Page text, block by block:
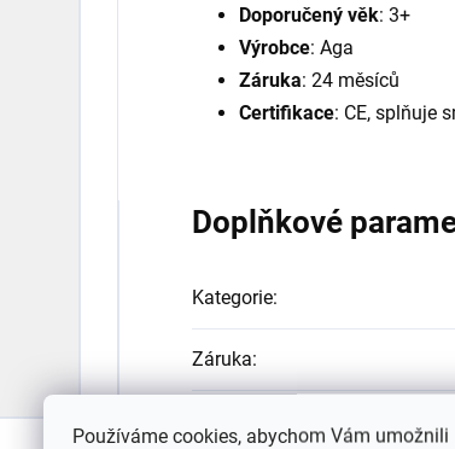
Používáme cookies, abychom Vám
Doporučený věk: 3+
Výrobce: Aga
Záruka: 24 měsíců
Certifikace: CE, splňuje
Doplňkové
Kategorie:
Záruka: